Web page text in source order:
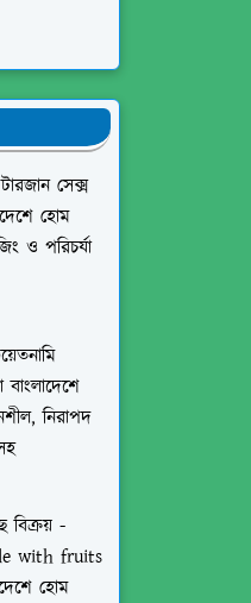
সেক্স
হোম
ও পরিচর্যা
নিরাপদ
বিক্রয় -
with fruits
হোম